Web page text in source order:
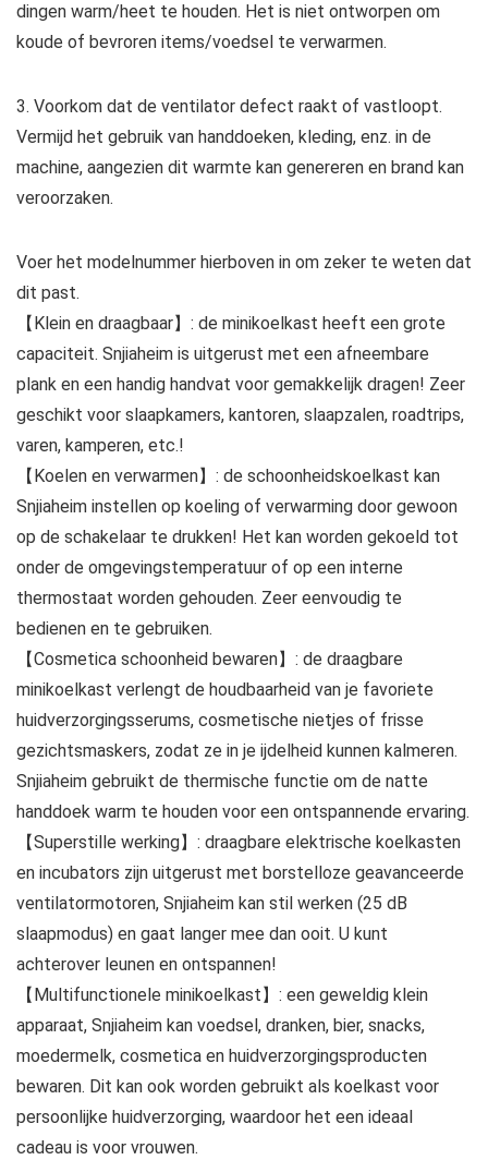
dingen warm/heet te houden. Het is niet ontworpen om
koude of bevroren items/voedsel te verwarmen.
3. Voorkom dat de ventilator defect raakt of vastloopt.
Vermijd het gebruik van handdoeken, kleding, enz. in de
machine, aangezien dit warmte kan genereren en brand kan
veroorzaken.
Voer het modelnummer hierboven in om zeker te weten dat
dit past.
【Klein en draagbaar】: de minikoelkast heeft een grote
capaciteit. Snjiaheim is uitgerust met een afneembare
plank en een handig handvat voor gemakkelijk dragen! Zeer
geschikt voor slaapkamers, kantoren, slaapzalen, roadtrips,
varen, kamperen, etc.!
【Koelen en verwarmen】: de schoonheidskoelkast kan
Snjiaheim instellen op koeling of verwarming door gewoon
op de schakelaar te drukken! Het kan worden gekoeld tot
onder de omgevingstemperatuur of op een interne
thermostaat worden gehouden. Zeer eenvoudig te
bedienen en te gebruiken.
【Cosmetica schoonheid bewaren】: de draagbare
minikoelkast verlengt de houdbaarheid van je favoriete
huidverzorgingsserums, cosmetische nietjes of frisse
gezichtsmaskers, zodat ze in je ijdelheid kunnen kalmeren.
Snjiaheim gebruikt de thermische functie om de natte
handdoek warm te houden voor een ontspannende ervaring.
【Superstille werking】: draagbare elektrische koelkasten
en incubators zijn uitgerust met borstelloze geavanceerde
ventilatormotoren, Snjiaheim kan stil werken (25 dB
slaapmodus) en gaat langer mee dan ooit. U kunt
achterover leunen en ontspannen!
【Multifunctionele minikoelkast】: een geweldig klein
apparaat, Snjiaheim kan voedsel, dranken, bier, snacks,
moedermelk, cosmetica en huidverzorgingsproducten
bewaren. Dit kan ook worden gebruikt als koelkast voor
persoonlijke huidverzorging, waardoor het een ideaal
cadeau is voor vrouwen.